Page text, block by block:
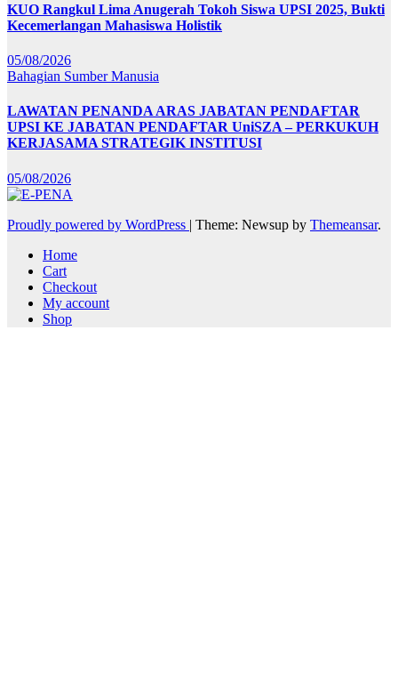
KUO Rangkul Lima Anugerah Tokoh Siswa UPSI 2025, Bukti
Kecemerlangan Mahasiswa Holistik
05/08/2026
Bahagian Sumber Manusia
LAWATAN PENANDA ARAS JABATAN PENDAFTAR
UPSI KE JABATAN PENDAFTAR UniSZA – PERKUKUH
KERJASAMA STRATEGIK INSTITUSI
05/08/2026
Proudly powered by WordPress | Theme: Newsup by Themeansar.
Home
Cart
Checkout
My account
Shop